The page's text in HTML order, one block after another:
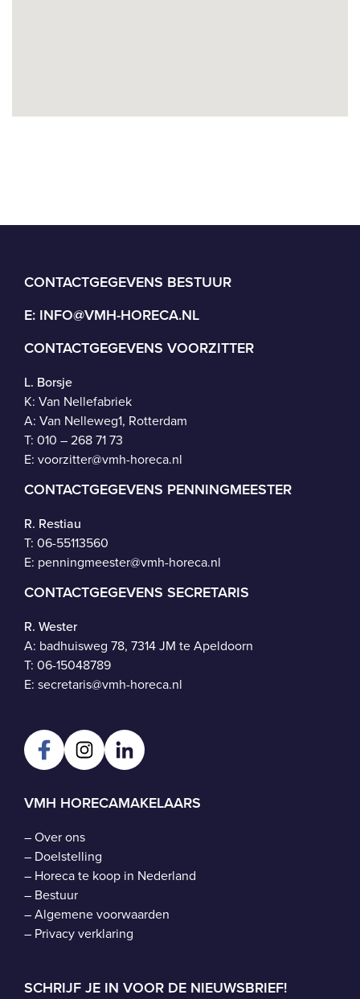
CONTACTGEGEVENS BESTUUR
E: INFO@VMH-HORECA.NL
CONTACTGEGEVENS VOORZITTER
L. Borsje
K: Van Nellefabriek
A: Van Nelleweg1, Rotterdam
T: 010 – 268 71 73
E: voorzitter@vmh-horeca.nl
CONTACTGEGEVENS PENNINGMEESTER
R. Restiau
T: 06-55113560
E: penningmeester@vmh-horeca.nl
CONTACTGEGEVENS SECRETARIS
R. Wester
A: badhuisweg 78, 7314 JM te Apeldoorn
T: 06-15048789
E: secretaris@vmh-horeca.nl
VMH HORECAMAKELAARS
–Over ons
– Doelstelling
– Horeca te koop in Nederland
– Bestuur
–Algemene voorwaarden
– Privacy verklaring
SCHRIJF JE IN VOOR DE NIEUWSBRIEF!